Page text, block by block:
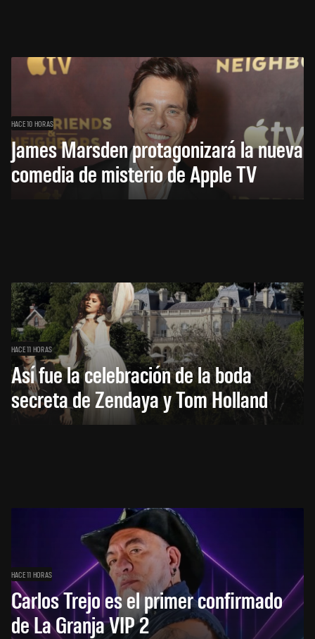
HACE 10 HORAS
James Marsden protagonizará la nueva
comedia de misterio de Apple TV
HACE 11 HORAS
Así fue la celebración de la boda
secreta de Zendaya y Tom Holland
HACE 11 HORAS
Carlos Trejo es el primer confirmado
de La Granja VIP 2